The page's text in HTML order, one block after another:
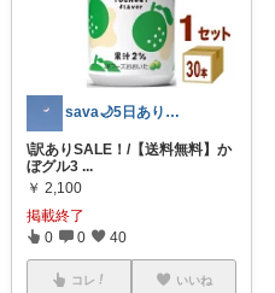
sava🌙5日ありがと🥰
\訳ありSALE！/【送料無料】か
ぼグル3 ...
￥ 2,100
掲載終了
0 0 40
コレ いいね